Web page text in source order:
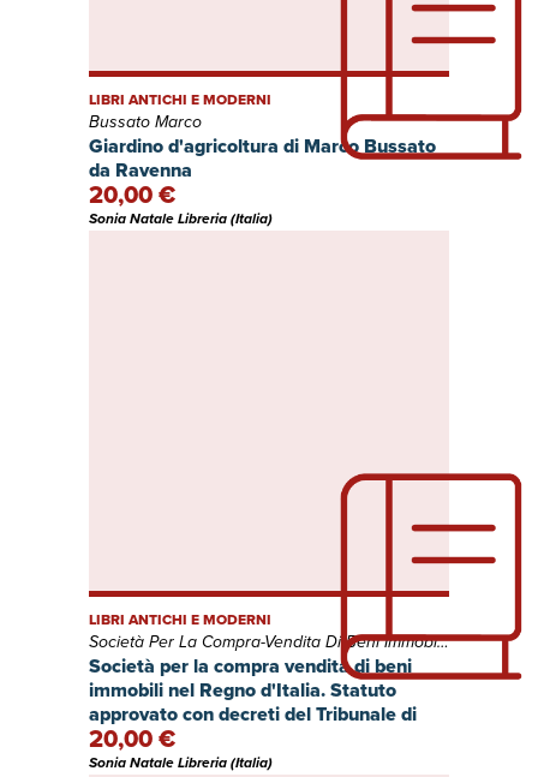
Giardino d'agricoltura di Marco Bussato
da Ravenna
LIBRI ANTICHI E MODERNI
Bussato Marco
20,00 €
Sonia Natale Libreria (Italia)
Società per la compra vendita di beni
immobili nel Regno d'Italia. Statuto
approvato con decreti del Tribunale di
Roma 27 dicembre 1909, 13 aprile 1910 e
28 dicembre 1914
LIBRI ANTICHI E MODERNI
Società Per La Compra-Vendita Di Beni Immobili Nel Regno D'Itali, A.
20,00 €
Sonia Natale Libreria (Italia)